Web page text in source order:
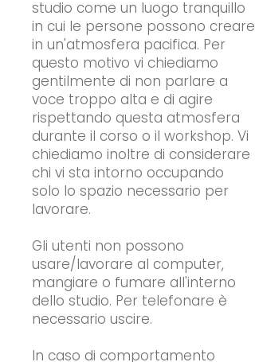
studio come un luogo tranquillo
in cui le persone possono creare
in un'atmosfera pacifica. Per
questo motivo vi chiediamo
gentilmente di non parlare a
voce troppo alta e di agire
rispettando questa atmosfera
durante il corso o il workshop. Vi
chiediamo inoltre di considerare
chi vi sta intorno occupando
solo lo spazio necessario per
lavorare.
Gli utenti non possono
usare/lavorare al computer,
mangiare o fumare all'interno
dello studio. Per telefonare è
necessario uscire.
In caso di comportamento